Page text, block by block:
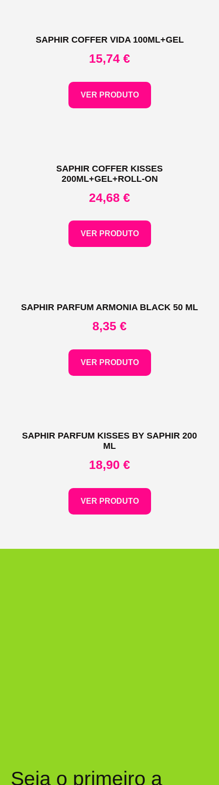
SAPHIR COFFER VIDA 100ML+GEL
15,74 €
VER PRODUTO
SAPHIR COFFER KISSES
200ML+GEL+ROLL-ON
24,68 €
VER PRODUTO
SAPHIR PARFUM ARMONIA BLACK 50 ML
8,35 €
VER PRODUTO
SAPHIR PARFUM KISSES BY SAPHIR 200
ML
18,90 €
VER PRODUTO
Seja o primeiro a